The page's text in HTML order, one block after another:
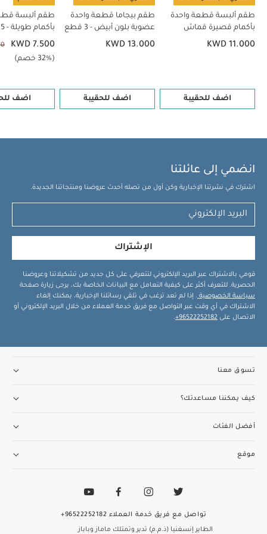
طقم ألبسة قطعة واحدة
بأكمام قصيرة قماش
عضوي بلون أبيض - 5 قطع
KWD 11.000
اضف للحقيبة
طقم بيجاما قطعة واحدة
عضوية بلون أبيض - 3 قطع
KWD 13.000
اضف للحقيبة
طقم ألبسة
بأكمام طويلة - 5 قطع
KWD 7.500
(32% خصم)
اضف
انضمي إلى عائلتنا
اشترك في نشرتنا الإخبارية وكن أول من تصله أحدث عروضنا ومنتجاتنا الجديدة.
الإشتراك
قومي بالاشتراك عبر البريد الإلكتروني لتتعرفي على كل جديد من تشكيلاتنا وعروضنا
الحصرية. للتعرف أكثر على كيفية التعامل مع البيانات الخاصة بك، يرجى زيارة صفحة
سياسة الخصوصية . إذا لم تعد ترغب في تلقي رسائلنا الإخبارية، يمكنك إلغاء
الاشتراك في أي وقت عبر التواصل مع فريق خدمة العملاء من خلال البريد الإلكتروني أو
الاتصال على 96522252182+
.
تسوق معنا
كيف يمكننا مساعدتك؟
أفضل الفئات
موقع
الطاير إنسغنيا (ذ.م.م) تدير وتمتلك ماماز وباباز
تواصل مع فريق خدمة العملاء 96522252182+